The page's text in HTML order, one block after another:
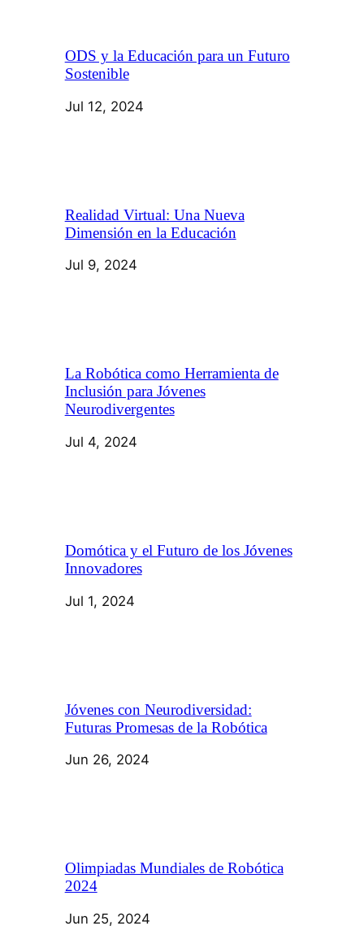
ODS y la Educación para un Futuro
Sostenible
Jul 12, 2024
Realidad Virtual: Una Nueva
Dimensión en la Educación
Jul 9, 2024
La Robótica como Herramienta de
Inclusión para Jóvenes
Neurodivergentes
Jul 4, 2024
Domótica y el Futuro de los Jóvenes
Innovadores
Jul 1, 2024
Jóvenes con Neurodiversidad:
Futuras Promesas de la Robótica
Jun 26, 2024
Olimpiadas Mundiales de Robótica
2024
Jun 25, 2024